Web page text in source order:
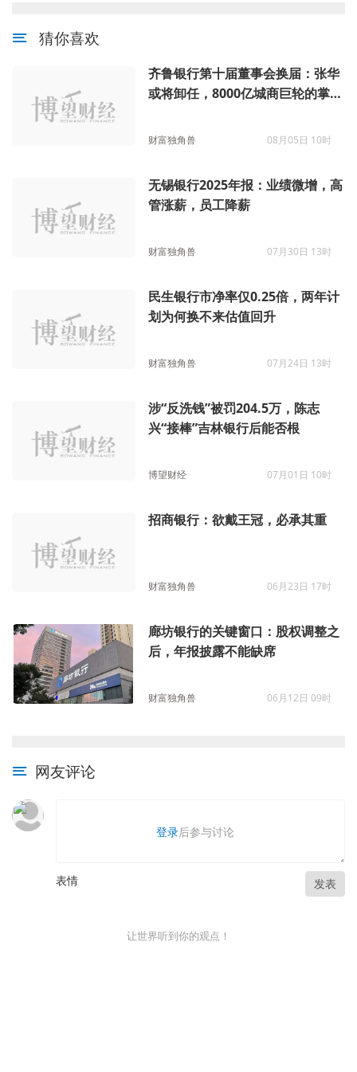
猜你喜欢
齐鲁银行第十届董事会换届：张华
或将卸任，8000亿城商巨轮的掌舵
财富独角兽 08月05日 10时
无锡银行2025年报：业绩微增，高
管涨薪，员工降薪
财富独角兽 07月30日 13时
民生银行市净率仅0.25倍，两年计
划为何换不来估值回升
财富独角兽 07月24日 13时
涉“反洗钱”被罚204.5万，陈志
兴“接棒”吉林银行后能否根
博望财经 07月01日 10时
招商银行：欲戴王冠，必承其重
财富独角兽 06月23日 17时
廊坊银行的关键窗口：股权调整之
后，年报披露不能缺席
财富独角兽 06月12日 09时
网友评论
登录后参与讨论
表情 发表
让世界听到你的观点！